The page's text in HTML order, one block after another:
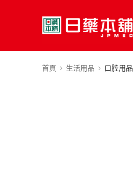
首頁 生活用品 口腔用品